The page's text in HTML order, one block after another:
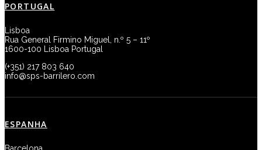
PORTUGAL
Lisboa
Rua General Firmino Miguel, n.º 5 – 11º
1600-100 Lisboa Portugal
(+351) 217 803 640
info@sps-barrilero.com
ESPANHA